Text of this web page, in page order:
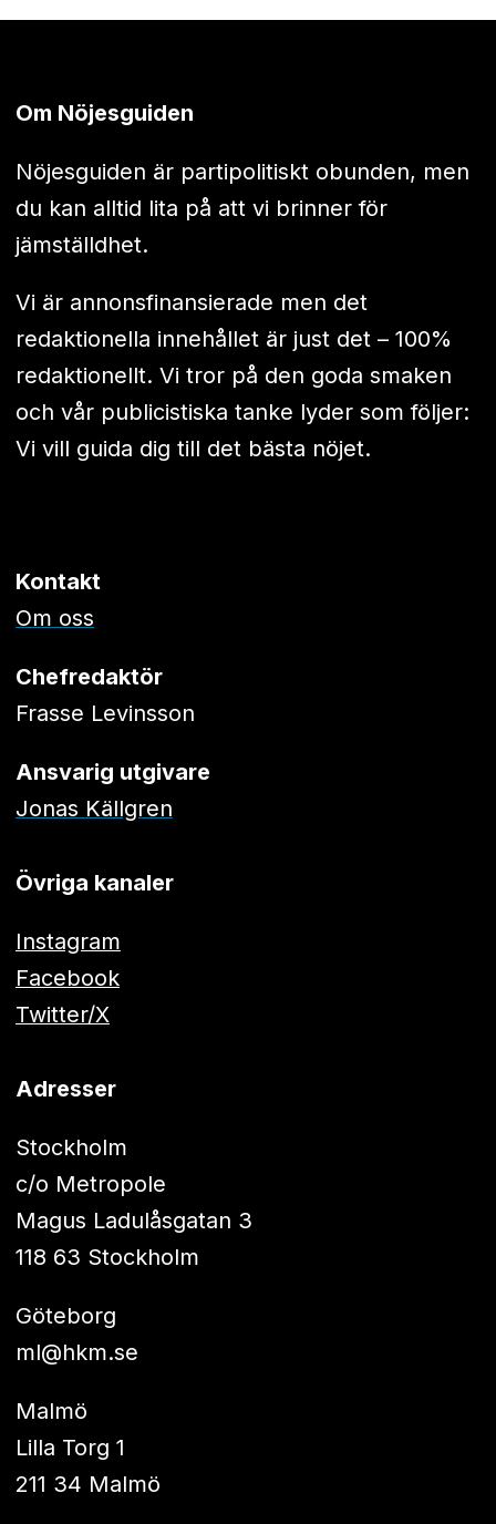
Om Nöjesguiden
Nöjesguiden är partipolitiskt obunden, men
du kan alltid lita på att vi brinner för
jämställdhet.
Vi är annonsfinansierade men det
redaktionella innehållet är just det – 100%
redaktionellt. Vi tror på den goda smaken
och vår publicistiska tanke lyder som följer:
Vi vill guida dig till det bästa nöjet.
Kontakt
Om oss
Chefredaktör
Frasse Levinsson
Ansvarig utgivare
Jonas Källgren
Övriga kanaler
Instagram
Facebook
Twitter/X
Adresser
Stockholm
c/o Metropole
Magus Ladulåsgatan 3
118 63 Stockholm
Göteborg
ml@hkm.se
Malmö
Lilla Torg 1
211 34 Malmö